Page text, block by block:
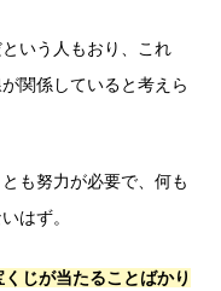
いう人もおり、これ
関係していると考えら
も努力が必要で、何も
はず。
じが当たることばかり